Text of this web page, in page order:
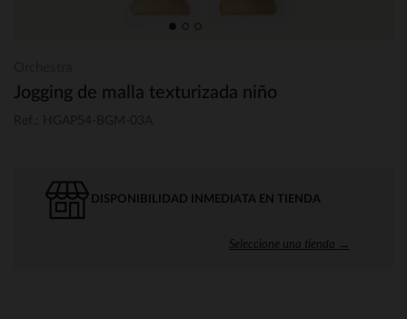
Jogging de malla texturizada niño
DISPONIBILIDAD INMEDIATA EN TIENDA
Seleccione una tienda →